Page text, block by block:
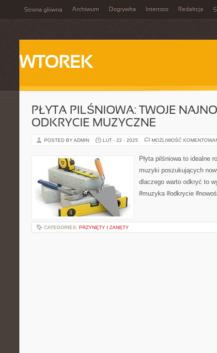
Strona główna Archiwum Dogrywka Intertoto Redakcja
WTOREK
PŁYTA PILŚNIOWA: TWOJE
ODKRYCIE MUZYCZNE
POSTED BY ADMIN LUT - 22 - 2025 MOŻLIWOŚĆ
Płyta pilśniowa to idealne
muzyki poszukujących
dlaczego warto odkryć to
#muzyka #odkrycie
CATEGORIES: PRZYNĘTY I ZANĘTY